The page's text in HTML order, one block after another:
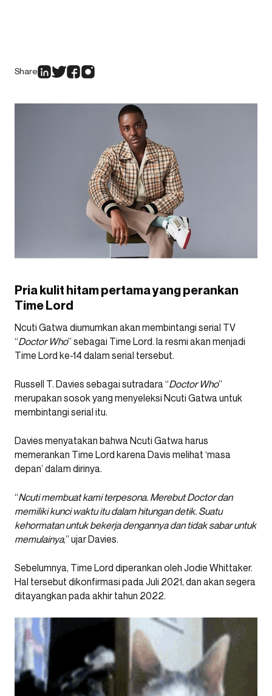
Share
Pria kulit hitam pertama yang perankan
Time Lord
Ncuti Gatwa diumumkan akan membintangi serial TV
“Doctor Who” sebagai Time Lord. Ia resmi akan menjadi
Time Lord ke-14 dalam serial tersebut.
Russell T. Davies sebagai sutradara “Doctor Who”
merupakan sosok yang menyeleksi Ncuti Gatwa untuk
membintangi serial itu.
Davies menyatakan bahwa Ncuti Gatwa harus
memerankan Time Lord karena Davis melihat ‘masa
depan’ dalam dirinya.
“Ncuti membuat kami terpesona. Merebut Doctor dan
memiliki kunci waktu itu dalam hitungan detik. Suatu
kehormatan untuk bekerja dengannya dan tidak sabar untuk
memulainya,” ujar Davies.
Sebelumnya, Time Lord diperankan oleh Jodie Whittaker.
Hal tersebut dikonfirmasi pada Juli 2021, dan akan segera
ditayangkan pada akhir tahun 2022.